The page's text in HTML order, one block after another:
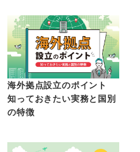
海外拠点設立のポイント
知っておきたい実務と国別
の特徴